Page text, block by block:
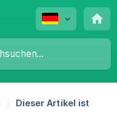
Dieser Artikel ist